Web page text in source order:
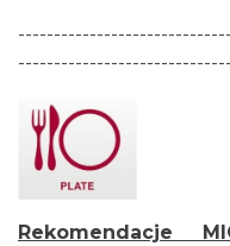
Rekomendacje